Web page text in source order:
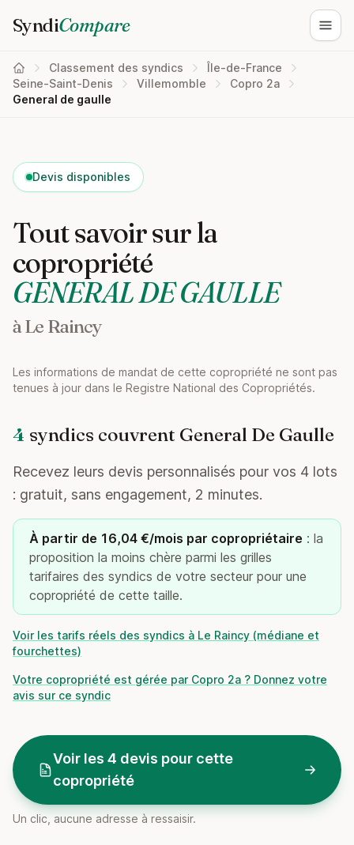
SyndiCompare
Classement des syndics
Île-de-France
Seine-Saint-Denis
Villemomble
Copro 2a
General de gaulle
Devis disponibles
Tout savoir sur la
copropriété
GENERAL DE GAULLE
à Le Raincy
Les informations de mandat de cette copropriété ne sont pas
tenues à jour dans le Registre National des Copropriétés.
4 syndics couvrent General De Gaulle
Recevez leurs devis personnalisés pour vos 4 lots
: gratuit, sans engagement, 2 minutes.
À partir de 16,04 €/mois par copropriétaire : la
proposition la moins chère parmi les grilles
tarifaires des syndics de votre secteur pour une
copropriété de cette taille.
Voir les tarifs réels des syndics à Le Raincy (médiane et
fourchettes)
Votre copropriété est gérée par Copro 2a ? Donnez votre
avis sur ce syndic
Voir les 4 devis pour cette
copropriété
Un clic, aucune adresse à ressaisir.